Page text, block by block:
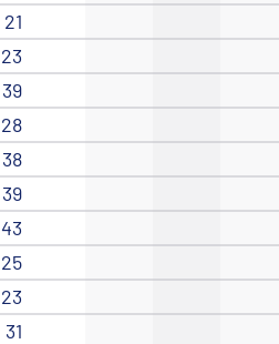
21
23
39
28
38
39
43
25
23
31